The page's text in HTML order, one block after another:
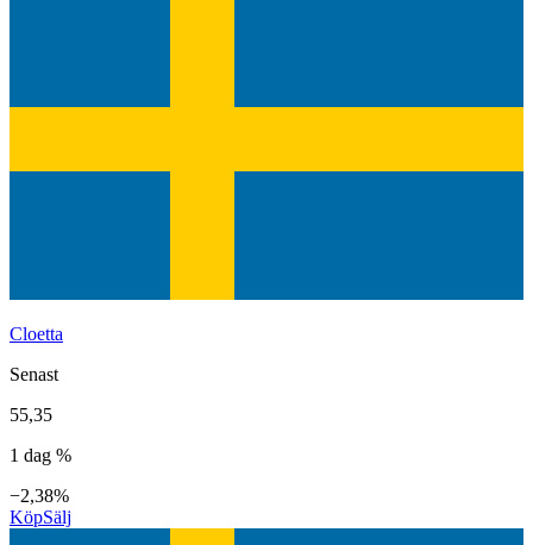
Cloetta
Senast
55,35
1 dag %
−2,38%
KöpSälj